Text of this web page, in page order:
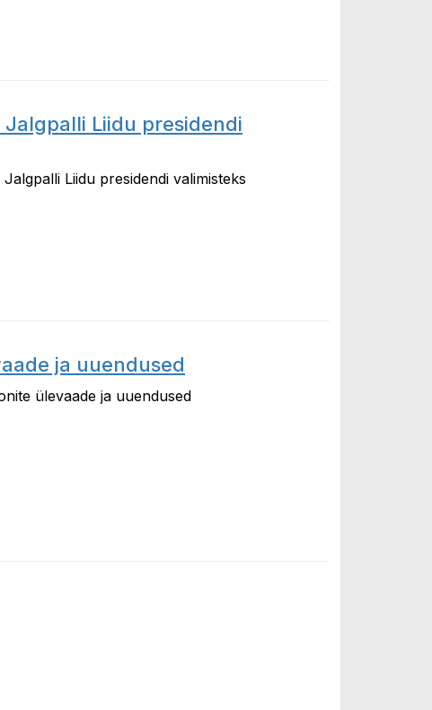
Liidu presidendi
Liidu presidendi valimisteks
ja uuendused
ülevaade ja uuendused